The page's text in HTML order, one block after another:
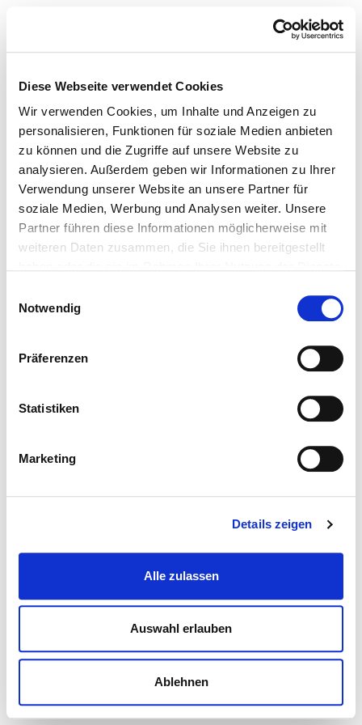
Diese Webseite verwendet Cookies
Wir verwenden Cookies, um Inhalte und Anzeigen zu
personalisieren, Funktionen für soziale Medien anbieten
zu können und die Zugriffe auf unsere Website zu
analysieren. Außerdem geben wir Informationen zu Ihrer
Verwendung unserer Website an unsere Partner für
soziale Medien, Werbung und Analysen weiter. Unsere
Partner führen diese Informationen möglicherweise mit
weiteren Daten zusammen, die Sie ihnen bereitgestellt
Notwendig
Präferenzen
Statistiken
Marketing
Details zeigen
Alle zulassen
Auswahl erlauben
Ablehnen